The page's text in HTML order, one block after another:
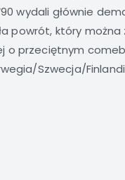
wydali głównie
powrót, który
przeciętnym
Szwecja/